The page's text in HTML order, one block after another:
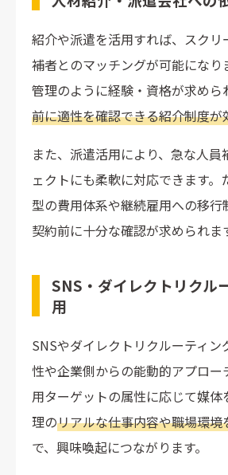
紹介や派遣を活用すれば、スクリ
補者とのマッチングが可能になり
管理のように経験・資格が求めら
前に適性を確認できる紹介制度が
また、派遣活用により、急な人員
ェクトにも柔軟に対応できます。
型の費用体系や継続雇用への移行
契約前に十分な確認が求められま
SNS・ダイレクトリクル
用
SNSやダイレクトリクルーティン
性や企業側からの能動的アプロー
用ターゲットの属性に応じて媒体
理のリアルな仕事内容や職場環境
で、興味喚起につながります。